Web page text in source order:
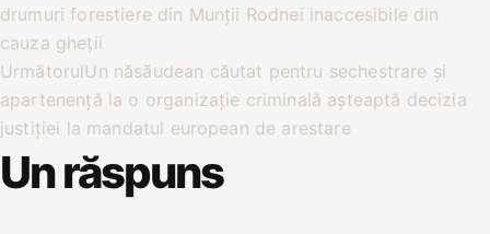
drumuri forestiere din Munții Rodnei inaccesibile din
cauza gheții
UrmătorulUn năsăudean căutat pentru sechestrare și
apartenență la o organizație criminală așteaptă decizia
justiției la mandatul european de arestare
Un răspuns